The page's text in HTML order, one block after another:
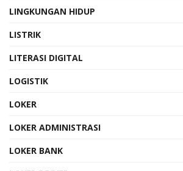
LINGKUNGAN HIDUP
LISTRIK
LITERASI DIGITAL
LOGISTIK
LOKER
LOKER ADMINISTRASI
LOKER BANK